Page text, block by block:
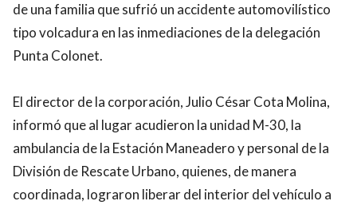
de una familia que sufrió un accidente automovilístico
tipo volcadura en las inmediaciones de la delegación
Punta Colonet.
El director de la corporación, Julio César Cota Molina,
informó que al lugar acudieron la unidad M-30, la
ambulancia de la Estación Maneadero y personal de la
División de Rescate Urbano, quienes, de manera
coordinada, lograron liberar del interior del vehículo a